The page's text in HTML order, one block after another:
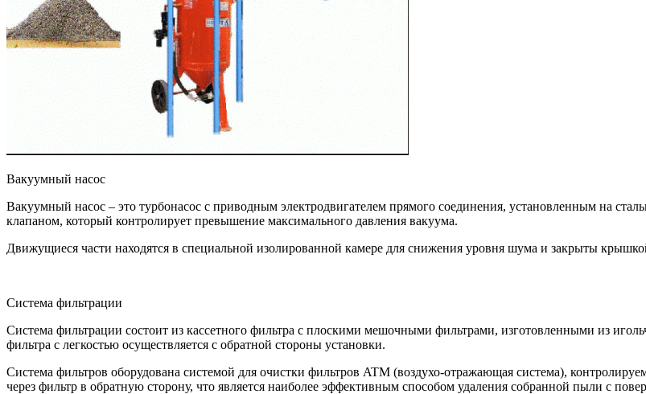
Вакуумный насос
Вакуумный насос – это турбонасос с приводным электродвигателем прямого соединения, установленным на
клапаном, который контролирует превышение максимального давления вакуума.
Движущиеся части находятся в специальной изолированной камере для снижения уровня шума и закрыты
Система фильтрации
Система фильтрации состоит из кассетного фильтра с плоскими мешочными фильтрами, изготовленными из
фильтра с легкостью осуществляется с обратной стороны установки.
Система фильтров оборудована системой для очистки фильтров ATM (воздухо-отражающая система),
через фильтр в обратную сторону, что является наиболее эффективным способом удаления собранной пыли с